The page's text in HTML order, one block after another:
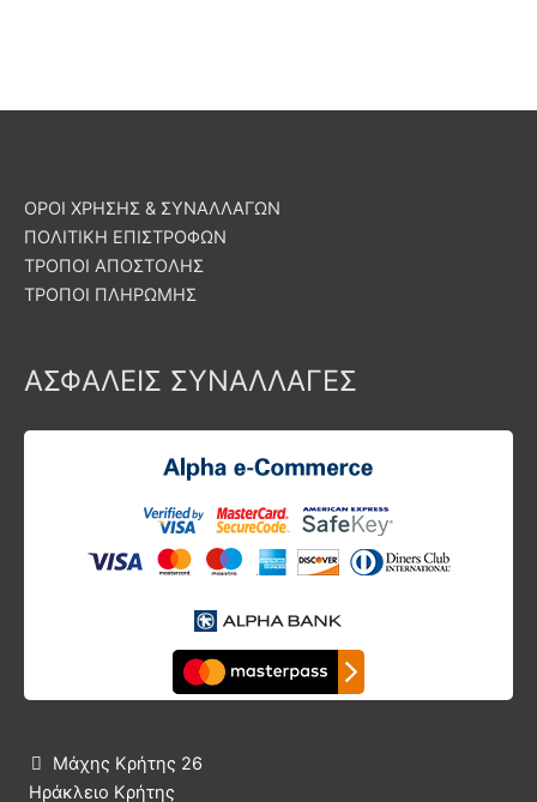
ΟΡΟΙ ΧΡΗΣΗΣ & ΣΥΝΑΛΛΑΓΩΝ
ΠΟΛΙΤΙΚΗ ΕΠΙΣΤΡΟΦΩΝ
ΤΡΟΠΟΙ ΑΠΟΣΤΟΛΗΣ
ΤΡΟΠΟΙ ΠΛΗΡΩΜΗΣ
ΑΣΦΑΛΕΙΣ ΣΥΝΑΛΛΑΓΕΣ

Μάχης Κρήτης 26
Ηράκλειο Κρήτης